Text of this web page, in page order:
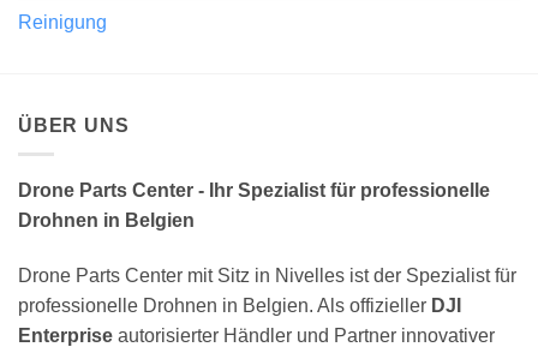
Reinigung
ÜBER UNS
Drone Parts Center - Ihr Spezialist für professionelle
Drohnen in Belgien
Drone Parts Center mit Sitz in Nivelles ist der Spezialist für
professionelle Drohnen in Belgien. Als offizieller DJI
Enterprise autorisierter Händler und Partner innovativer